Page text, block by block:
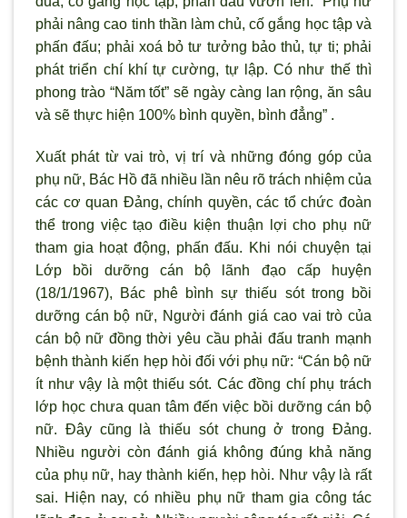
phải nâng cao tinh thần làm chủ, cố gắng học tập và
phấn đấu; phải xoá bỏ tư tưởng bảo thủ, tự ti; phải
phát triển chí khí tự cường, tự lập. Có như thế thì
phong trào “Năm tốt” sẽ ngày càng lan rộng, ăn sâu
và sẽ thực hiện 100% bình quyền, bình đẳng” .
Xuất phát từ vai trò, vị trí và những đóng góp của
phụ nữ, Bác Hồ đã nhiều lần nêu rõ trách nhiệm của
các cơ quan Đảng, chính quyền, các tổ chức đoàn
thể trong việc tạo điều kiện thuận lợi cho phụ nữ
tham gia hoạt động, phấn đấu. Khi nói chuyện tại
Lớp bồi dưỡng cán bộ lãnh đạo cấp huyện
(18/1/1967), Bác phê bình sự thiếu sót trong bồi
dưỡng cán bộ nữ, Người đánh giá cao vai trò của
cán bộ nữ đồng thời yêu cầu phải đấu tranh mạnh
bệnh thành kiến hẹp hòi đối với phụ nữ: “Cán bộ nữ
ít như vậy là một thiếu sót. Các đồng chí phụ trách
lớp học chưa quan tâm đến việc bồi dưỡng cán bộ
nữ. Đây cũng là thiếu sót chung ở trong Đảng.
Nhiều người còn đánh giá không đúng khả năng
của phụ nữ, hay thành kiến, hẹp hòi. Như vậy là rất
sai. Hiện nay, có nhiều phụ nữ tham gia công tác